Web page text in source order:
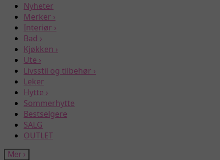
Nyheter
Merker ›
Interiør ›
Bad ›
Kjøkken ›
Ute ›
Livsstil og tilbehør ›
Leker
Hytte ›
Sommerhytte
Bestselgere
SALG
OUTLET
Mer ›